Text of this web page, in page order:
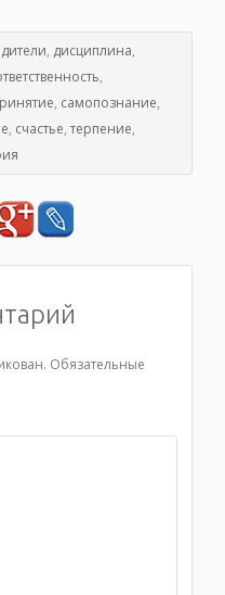
, дисциплина,
,
, самопознание,
, счастье,терпение,
Обязательные